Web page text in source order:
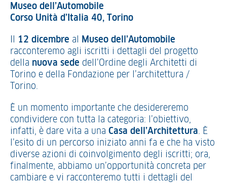
Museo dell’Automobile
Corso Unità d’Italia 40, Torino
12 dicembre al
Museo dell’Automobile
racconteremo agli iscritti i dettagli del progetto
della nuova sede dell’Ordine degli Architetti di
Torino e della Fondazione per l’architettura /
Torino.
È un momento importante che desidereremo
condividere con tutta la categoria: l’obiettivo,
infatti, è dare vita a una Casa dell’Architettura. È
l’esito di un percorso iniziato anni fa e che ha visto
diverse azioni di coinvolgimento degli iscritti; ora,
finalmente, abbiamo un’opportunità concreta per
cambiare e vi racconteremo tutti i dettagli del